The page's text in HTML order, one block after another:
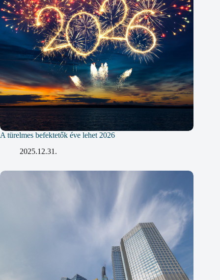
A türelmes befektetők éve lehet 2026
2025.12.31.